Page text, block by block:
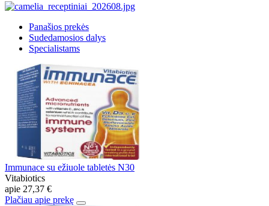
Panašios prekės
Sudedamosios dalys
Specialistams
Immunace su ežiuole tabletės N30
Vitabiotics
apie 27,37 €
Plačiau apie prekę